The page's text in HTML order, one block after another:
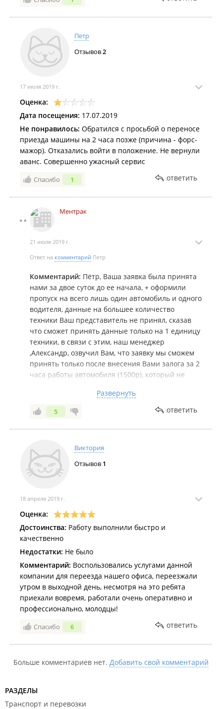
Петр
Отзывов2
17 июля 2019 г.
Оценка:
Дата посещения: 17.07.2019
Не понравилось: Обратился с просьбой о переносе
приезда машины на 2 часа позже (причина - форс-
мажор). Отказались войти в положение. Не вернули
аванс. Совершенно ужасный сервис
Спасибо 1 ответить
Ментрак
21 июля 2019 г.
Ответ на комментарий Петр
Комментарий: Пётр, Ваша заявка была принята
нами за двое суток до ее начала, + оформили
пропуск на всего лишь один автомобиль и одного
водителя, данные на большее количество
техники Ваш представитель не принял, сказав
что сможет принять данные только на 1 единицу
техники, в связи с этим, наш менеджер
,Александр, озвучил Вам, что заявку мы сможем
принять только после внесения Вами залога за 2
часа работы автомобиля (1500р), который не
Вами заявки менее чем за 24 часа, с чем Вы
согласились... и получилось, что менее чем за 24
часа Вы связались с нами и попросили
перенести время заявки на 3 часа вперед
представителем, а также переписку в
приложении "Whatsapp" можем предоставить),
мы в свою очередь от выполнения заявки не
заявки на другой день и время, удобные для Вас
и в итоге выполнили заявку... Считаем данный
отзыв необоснованным и не соответствующим
действительности, данные о Вас и Вашем
представителе будут занесены в "черный
список" перевозчиков города Владивосток и ДВ
Развернуть
5 ответить
Виктория
Отзывов 1
18 апреля 2019 г.
Оценка:
Достоинства: Работу выполнили быстро и
качественно
Недостатки: Не было
Комментарий: Воспользовались услугами данной
компании для переезда нашего офиса, переезжали
утром в выходной день, несмотря на это ребята
приехали вовремя, работали очень оперативно и
профессионально, молодцы!
Спасибо 6 ответить
Больше комментариев нет. Добавить свой комментарий
РАЗДЕЛЫ
Транспорт и перевозки